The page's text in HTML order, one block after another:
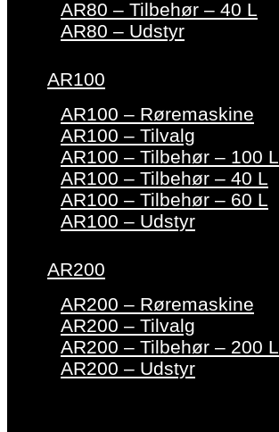
AR80 – Tilbehør – 40 L
AR80 – Udstyr
AR100
AR100 – Røremaskine
AR100 – Tilvalg
AR100 – Tilbehør – 100 L
AR100 – Tilbehør – 40 L
AR100 – Tilbehør – 60 L
AR100 – Udstyr
AR200
AR200 – Røremaskine
AR200 – Tilvalg
AR200 – Tilbehør – 200 L
AR200 – Udstyr